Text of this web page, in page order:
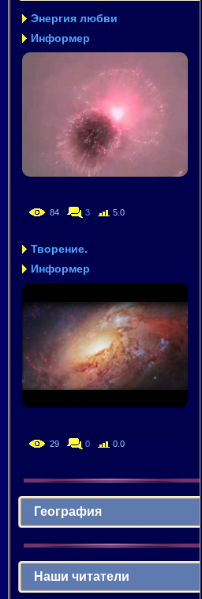
Энергия любви
Информер
84 3 5.0
Творение.
Информер
29 0 0.0
География
Наши читатели